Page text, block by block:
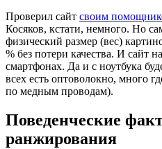
Проверил сайт своим
Косяков, кстати, немного. Но
физический размер (вес)
% без потери качества. И сайт
смартфонах. Да и с ноутбука
всех есть оптоволокно, много
по медным проводам).
Поведенческие
ранжирования